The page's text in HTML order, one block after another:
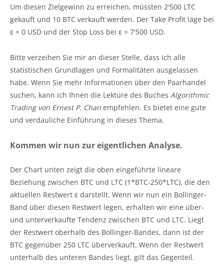
Um diesen Zielgewinn zu erreichen, müssten 2'500 LTC
gekauft und 10 BTC verkauft werden. Der Take Profit läge bei
ε = 0 USD und der Stop Loss bei ε = 7'500 USD.
Bitte verzeihen Sie mir an dieser Stelle, dass ich alle
statistischen Grundlagen und Formalitäten ausgelassen
habe. Wenn Sie mehr Informationen über den Paarhandel
suchen, kann ich Ihnen die Lektüre des Buches Algorithmic
Trading von Ernest P. Chan empfehlen. Es bietet eine gute
und verdauliche Einführung in dieses Thema.
Kommen wir nun zur eigentlichen Analyse.
Der Chart unten zeigt die oben eingeführte lineare
Beziehung zwischen BTC und LTC (1*BTC-250*LTC), die den
aktuellen Restwert ε darstellt. Wenn wir nun ein Bollinger-
Band über diesen Restwert legen, erhalten wir eine über-
und unterverkaufte Tendenz zwischen BTC und LTC. Liegt
der Restwert oberhalb des Bollinger-Bandes, dann ist der
BTC gegenüber 250 LTC überverkauft. Wenn der Restwert
unterhalb des unteren Bandes liegt, gilt das Gegenteil.